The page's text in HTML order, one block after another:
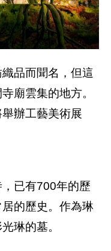
品而聞名，但這
廟雲集的地方。
辦工藝美術展
已有700年的歷
的歷史。作為琳
琳的墓。